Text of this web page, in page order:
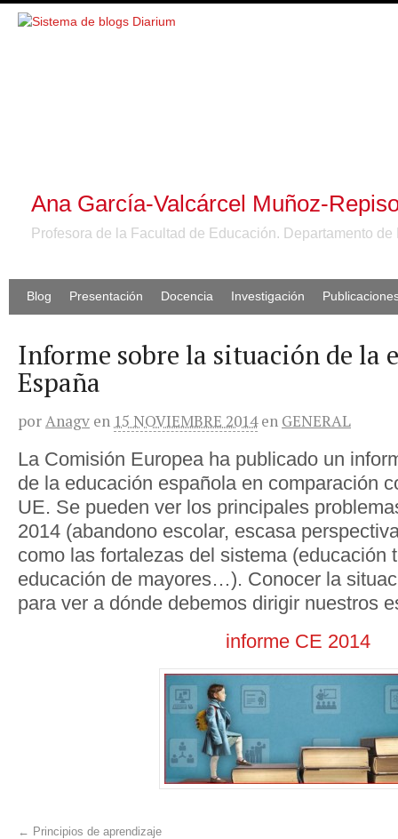
Ana García-Valcárcel Muñoz-
Profesora de la Facultad de Educación. Departamento
Blog Presentación Docencia Investigación
Informe sobre la situación de la
España
porAnagv en 15 NOVIEMBRE 2014 en GENERAL
La Comisión Europea ha publicado un
de la educación española en comparación
UE. Se pueden ver los principales
2014 (abandono escolar, escasa
como las fortalezas del sistema (educación
educación de mayores…). Conocer la
para ver a dónde debemos dirigir nuestros
informe CE 2014
← Principios de aprendizaje